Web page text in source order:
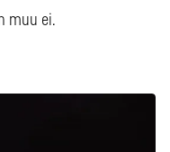
muu ei.